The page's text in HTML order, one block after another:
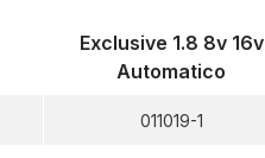
Exclusive 1.8 8v 16v
Automatico
011019-1